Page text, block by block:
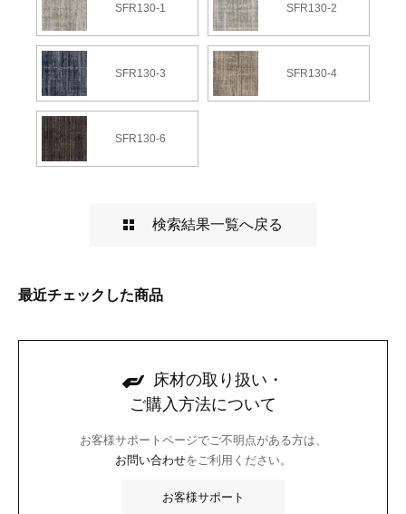
SFR130-1 SFR130-2
SFR130-3 SFR130-4
SFR130-6
検索結果一覧へ戻る
最近チェックした商品
床材の取り扱い・
ご購入方法について
お客様サポートページでご不明点がある方は、
お問い合わせをご利用ください。
お客様サポート